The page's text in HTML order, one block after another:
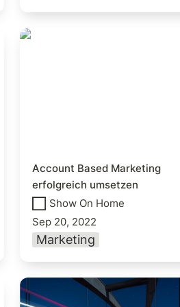
Account Based Marketing
Account Based Marketing
erfolgreich umsetzen
Show On Home
Sep 20, 2022
Marketing
Auf dem Weg zur Data-
Driven Enterprise - Eine